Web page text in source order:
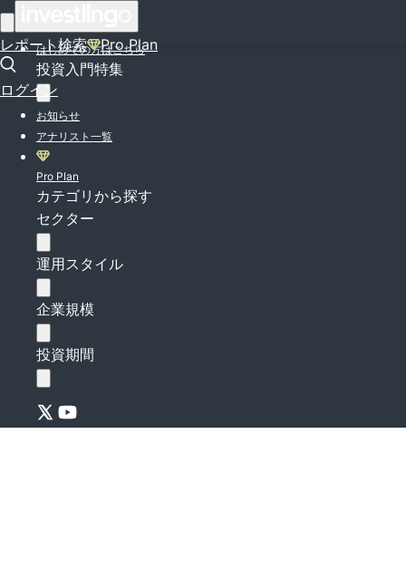
レポート検索 Pro Plan
ログイン
はじめての方はこちら
投資入門特集
お知らせ
アナリスト一覧
Pro Plan
カテゴリから探す
セクター
運用スタイル
企業規模
投資期間